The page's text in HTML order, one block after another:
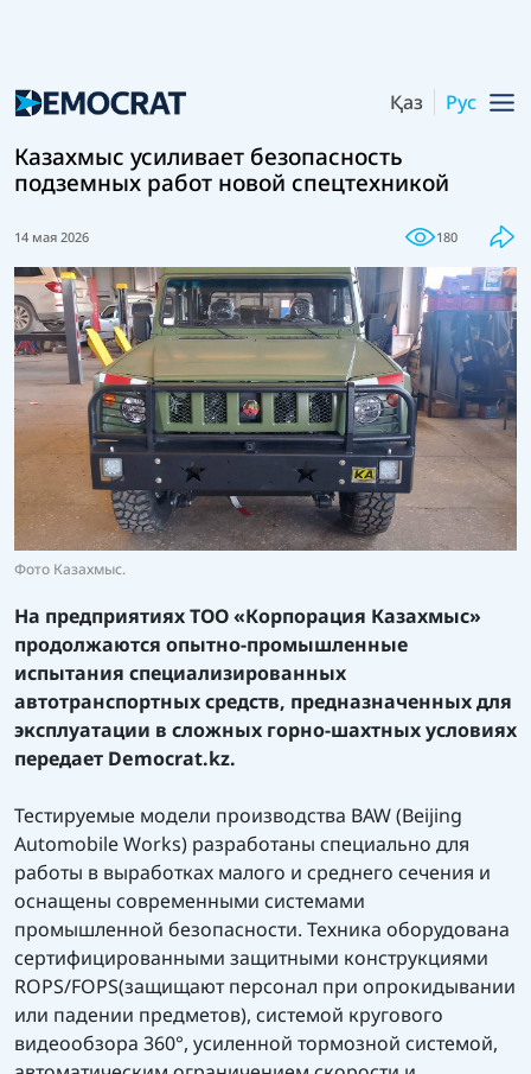
Қаз Рус
Казахмыс усиливает безопасность
подземных работ новой спецтехникой
14 мая 2026 180
Фото Казахмыс.
На предприятиях ТОО «Корпорация Казахмыс»
продолжаются опытно-промышленные
испытания специализированных
автотранспортных средств, предназначенных для
эксплуатации в сложных горно-шахтных условиях
передает Democrat.kz.
Тестируемые модели производства BAW (Beijing
Automobile Works) разработаны специально для
работы в выработках малого и среднего сечения и
оснащены современными системами
промышленной безопасности. Техника оборудована
сертифицированными защитными конструкциями
ROPS/FOPS(защищают персонал при опрокидывании
или падении предметов), системой кругового
видеообзора 360°, усиленной тормозной системой,